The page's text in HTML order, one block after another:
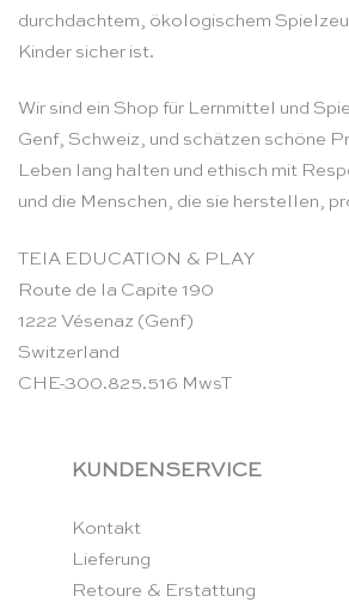
durchdachtem, ökologischem
Kinder sicher ist.
Wir sind ein Shop für Lernmittel und
Genf, Schweiz, und schätzen schöne
Leben lang halten und ethisch mit
und die Menschen, die sie herstellen,
TEIA EDUCATION & PLAY
Route de la Capite 190
1222 Vésenaz (Genf)
Switzerland
CHE-300.825.516 MwsT
KUNDENSERVICE
Kontakt
Lieferung
Retoure & Erstattung